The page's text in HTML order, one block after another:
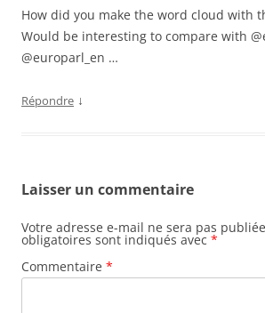
How did you make the word cloud with
Would be interesting to compare with
@europarl_en …
Répondre ↓
Laisser un commentaire
Votre adresse e-mail ne sera pas
obligatoires sont indiqués avec *
Commentaire *